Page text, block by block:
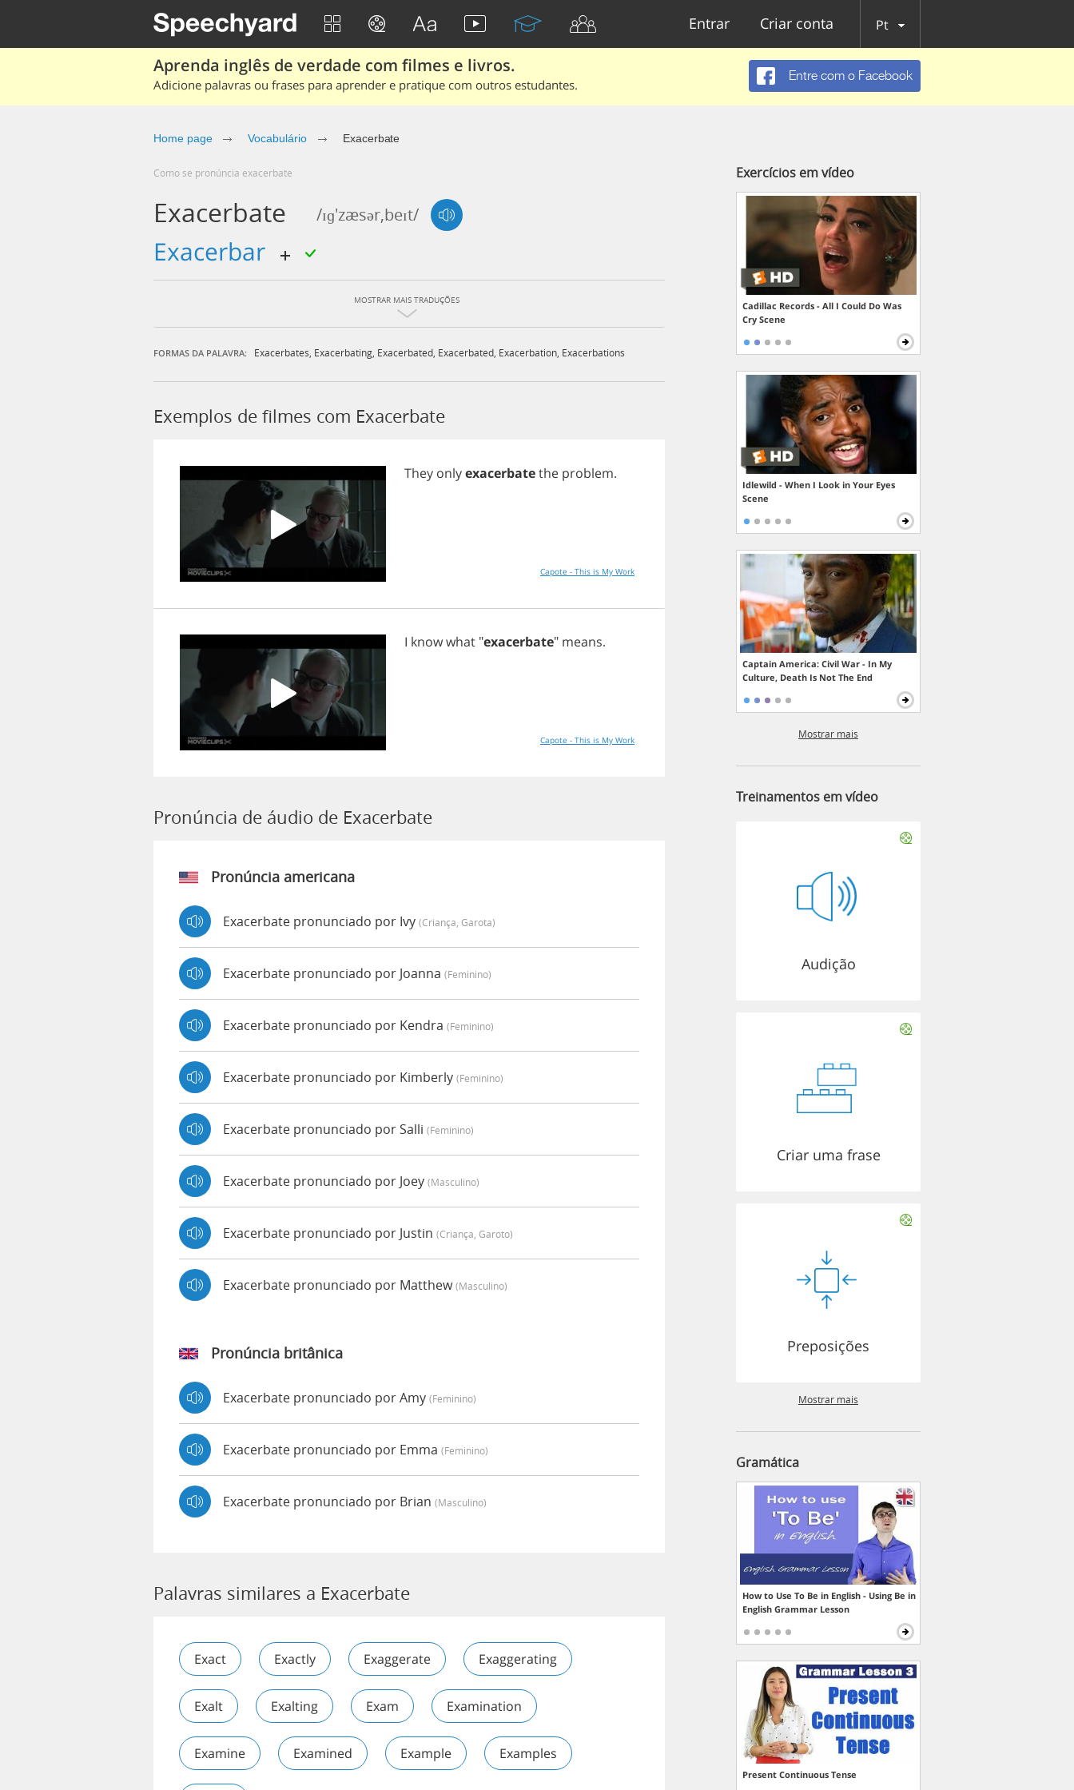
Entrar Criar conta Pt
Aprenda inglês de verdade com filmes e livros.
Adicione palavras ou frases para aprender e pratique com outros estudantes.
Entre com o Facebook
Home page Vocabulário Exacerbate
Como se pronúncia exacerbate
Exacerbate /ɪɡ'zæsər,beɪt/
exacerbar
MOSTRAR MAIS TRADUÇÕES
FORMAS DA PALAVRA: Exacerbates Exacerbating Exacerbated Exacerbated Exacerbation Exacerbations
Exemplos de filmes com Exacerbate
They onlyexacerbatethe problem.
Capote - This is My Work
I knowwhat "exacerbate" means.
Capote - This is My Work
Pronúncia de áudio de Exacerbate
Pronúncia americana
Exacerbate pronunciado por Ivy (criança, Garota)
Exacerbate pronunciado por Joanna (feminino)
Exacerbate pronunciado por Kendra (feminino)
Exacerbate pronunciado por Kimberly (feminino)
Exacerbate pronunciado por Salli (feminino)
Exacerbate pronunciado por Joey (masculino)
Exacerbate pronunciado por Justin (criança, Garoto)
Exacerbate pronunciado por Matthew(masculino)
Pronúncia britânica
Exacerbate pronunciado por Amy (feminino)
Exacerbate pronunciado por Emma (feminino)
Exacerbate pronunciado por Brian (masculino)
Palavras similares a Exacerbate
Exact Exactly Exaggerate Exaggerating
Exalt Exalting Exam Examination
Examine Examined Example Examples
Exercícios em vídeo
Cadillac Records - All I Could Do Was
Cry Scene
Idlewild - When I Look in Your Eyes
Scene
Captain America: Civil War - In My
Culture, Death Is Not The End
Mostrar mais
Treinamentos em vídeo
Audição
Criar uma frase
Preposições
Mostrar mais
Gramática
How to Use To Be in English - Using Be in
English Grammar Lesson
Present Continuous Tense